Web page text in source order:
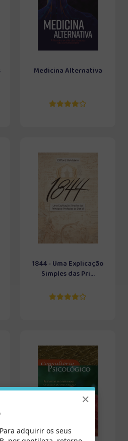
Medicina Alternativa
1844 - Uma Explicação
Simples das Pri...
×
adquirir os seus